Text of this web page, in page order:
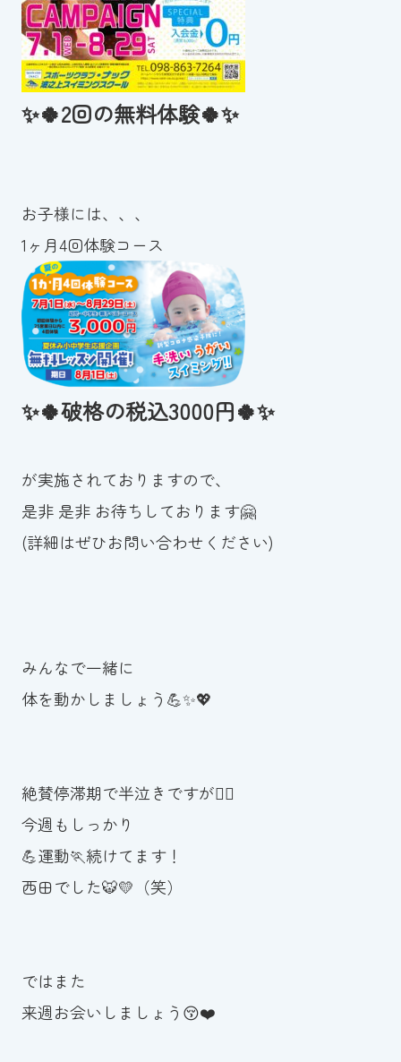
✨🍀2回の無料体験🍀✨
お子様には、、、
1ヶ月4回体験コース
✨🍀破格の税込3000円🍀✨
が実施されておりますので、
是非 是非 お待ちしております🤗
(詳細はぜひお問い合わせください)
みんなで一緒に
体を動かしましょう💪✨💖
絶賛停滞期で半泣きですが🤦‍♀️
今週もしっかり
💪運動🏃続けてます！
西田でした🐯💛（笑）
ではまた
来週お会いしましょう😚❤️